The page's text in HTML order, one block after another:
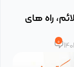
راه های
0